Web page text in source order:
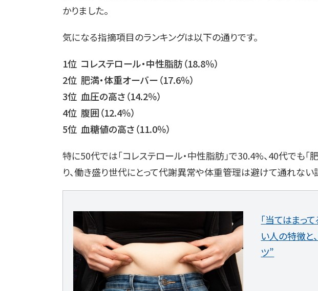
かりました。
気になる指摘項目のランキングは以下の通りです。
1位 コレステロール・中性脂肪（18.8％）
2位 肥満・体重オーバー（17.6％）
3位 血圧の高さ（14.2％）
4位 腹囲（12.4％）
5位 血糖値の高さ（11.0％）
特に50代では「コレステロール・中性脂肪」で30.4%、40代でも
り、働き盛り世代にとって代謝異常や体重管理は避けて通れない
「当てはまっ
い人の特徴と
ツ”